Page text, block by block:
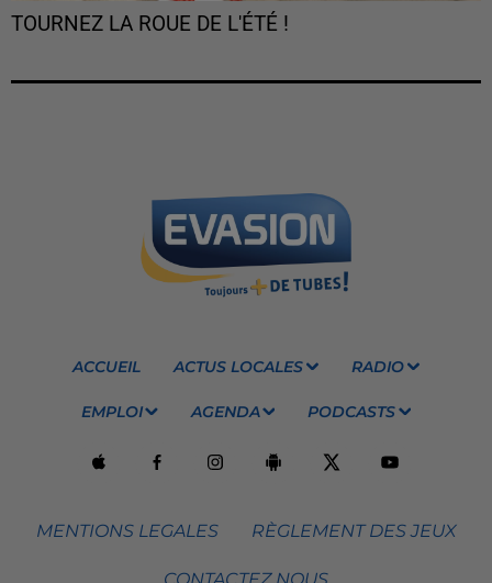
TOURNEZ LA ROUE DE L'ÉTÉ !
ACCUEIL ACTUS LOCALES RADIO
EMPLOI AGENDA PODCASTS
MENTIONS LEGALES RÈGLEMENT DES JEUX